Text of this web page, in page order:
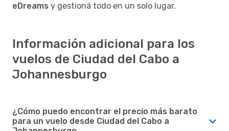
eDreams y gestioná todo en un solo lugar.
Información adicional para los
vuelos de Ciudad del Cabo a
Johannesburgo
¿Cómo puedo encontrar el precio más barato
para un vuelo desde Ciudad del Cabo a